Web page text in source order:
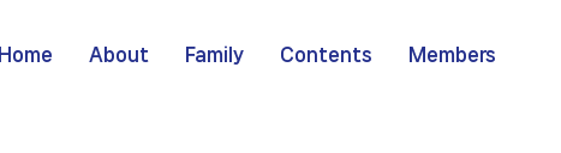
Home About Family Contents Members